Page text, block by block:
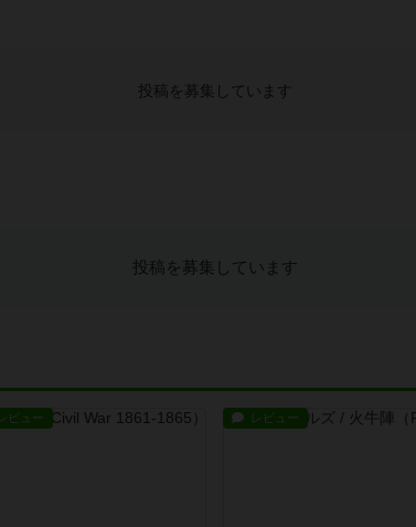
投稿を募集しています
投稿を募集しています
レビュー レビュー